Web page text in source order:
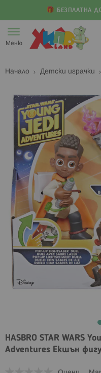
БЕЗПЛАТНА
към
съдържанието
Меню
Начало Детски играчки
към
края
галерията
изображенията
HASBRO STAR WARS
Adventures Екшън